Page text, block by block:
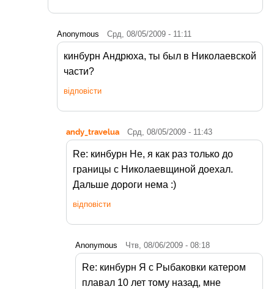
Anonymous Срд, 08/05/2009 - 11:11
кинбурн Андрюха, ты был в Николаевской
части?
відповісти
andy_travelua Срд, 08/05/2009 - 11:43
Re: кинбурн Не, я как раз только до
границы с Николаевщиной доехал.
Дальше дороги нема :)
відповісти
Anonymous Чтв, 08/06/2009 - 08:18
Re: кинбурн Я с Рыбаковки катером
плавал 10 лет тому назад, мне